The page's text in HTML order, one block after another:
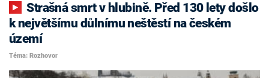
Strašná smrt v hlubině. Před 130 lety došlo
k největšímu důlnímu neštěstí na českém
území
Téma: Rozhovor